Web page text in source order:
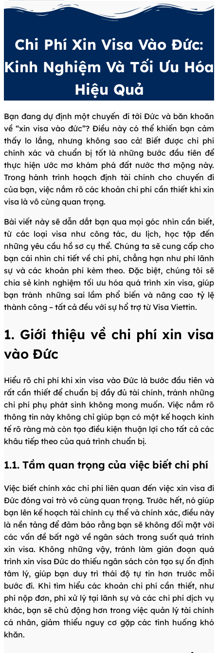
Chi Phí Xin Visa Vào Đức:
Kinh Nghiệm Và Tối Ưu Hóa
Hiệu Quả
Bạn đang dự định một chuyến đi tới Đức và băn khoăn
về “xin visa vào đức”? Điều này có thể khiến bạn cảm
thấy lo lắng, nhưng không sao cả! Biết được chi phí
chính xác và chuẩn bị tốt là những bước đầu tiên để
thực hiện ước mơ khám phá đất nước thơ mộng này.
Trong hành trình hoạch định tài chính cho chuyến đi
của bạn, việc nắm rõ các khoản chi phí cần thiết khi xin
visa là vô cùng quan trọng.
Bài viết này sẽ dẫn dắt bạn qua mọi góc nhìn cần biết,
từ các loại visa như công tác, du lịch, học tập đến
những yêu cầu hồ sơ cụ thể. Chúng ta sẽ cung cấp cho
bạn cái nhìn chi tiết về chi phí, chẳng hạn như phí lãnh
sự và các khoản phí kèm theo. Đặc biệt, chúng tôi sẽ
chia sẻ kinh nghiệm tối ưu hóa quá trình xin visa, giúp
bạn tránh những sai lầm phổ biến và nâng cao tỷ lệ
thành công – tất cả đều với sự hổ trợ từ Visa Viettin.
1. Giới thiệu về chi phí xin visa
vào Đức
Hiểu rõ chi phí khi xin visa vào Đức là bước đầu tiên và
rất cần thiết để chuẩn bị đầy đủ tài chính, tránh những
chi phí phụ phát sinh không mong muốn. Việc nắm rõ
thông tin này không chỉ giúp bạn có một kế hoạch kinh
tế rõ ràng mà còn tạo điều kiện thuận lợi cho tất cả các
khâu tiếp theo của quá trình chuẩn bị.
1.1. Tầm quan trọng của việc biết chi phí
Việc biết chính xác chi phí liên quan đến việc xin visa đi
Đức đóng vai trò vô cùng quan trọng. Trước hết, nó giúp
bạn lên kế hoạch tài chính cụ thể và chính xác, điều này
là nền tảng để đảm bảo rằng bạn sẽ không đối mặt với
các vấn đề bất ngờ về ngân sách trong suốt quá trình
xin visa. Không những vậy, tránh làm gián đoạn quá
trình xin visa Đức do thiếu ngân sách còn tạo sự ổn định
tâm lý, giúp bạn duy trì thái độ tự tin hơn trước mỗi
bước đi. Khi tìm hiểu các khoản chi phí cần thiết, như
phí nộp đơn, phí xử lý tại lãnh sự và các chi phí dịch vụ
khác, bạn sẽ chủ động hơn trong việc quản lý tài chính
cá nhân, giảm thiểu nguy cơ gặp các tình huống khó
khăn.